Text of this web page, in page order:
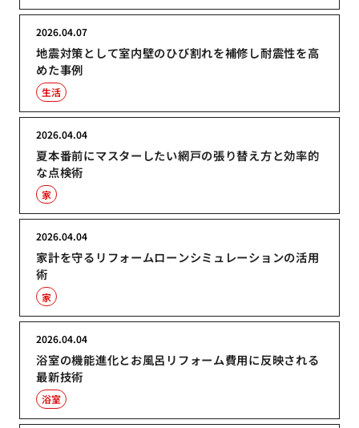
地震対策として室内壁のひび割れを補修し耐震性を高
めた事例
2026.04.07
生活
夏本番前にマスターしたい網戸の張り替え方と効率的
な点検術
2026.04.04
家
家計を守るリフォームローンシミュレーションの活用
術
2026.04.04
家
浴室の機能進化とお風呂リフォーム費用に反映される
最新技術
2026.04.04
浴室